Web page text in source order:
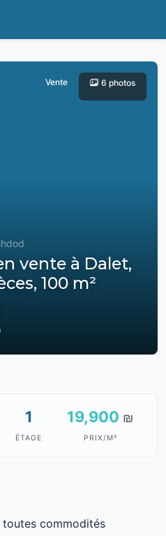
Vente 6 photos
vente à Dalet,
100 m²
1
ÉTAGE
19,900 ₪
PRIX/M²
commodités